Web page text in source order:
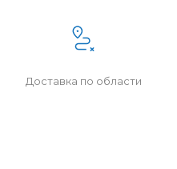
Доставка по области